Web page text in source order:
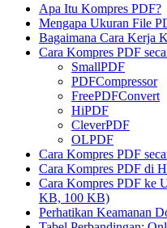
Apa Itu Kompres PDF?
Mengapa Ukuran File
Bagaimana Cara Kerja
Cara Kompres PDF
SmallPDF
PDFCompressor
FreePDFConvert
HiPDF
CleverPDF
OLPDF
Cara Kompres PDF
Cara Kompres PDF di
Cara Kompres PDF ke
KB, 100 KB)
Perhatikan Keamanan